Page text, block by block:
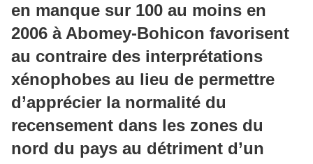
en manque sur 100 au moins en
2006 à Abomey-Bohicon favorisent
au contraire des interprétations
xénophobes au lieu de permettre
d’apprécier la normalité du
recensement dans les zones du
nord du pays au détriment d’un